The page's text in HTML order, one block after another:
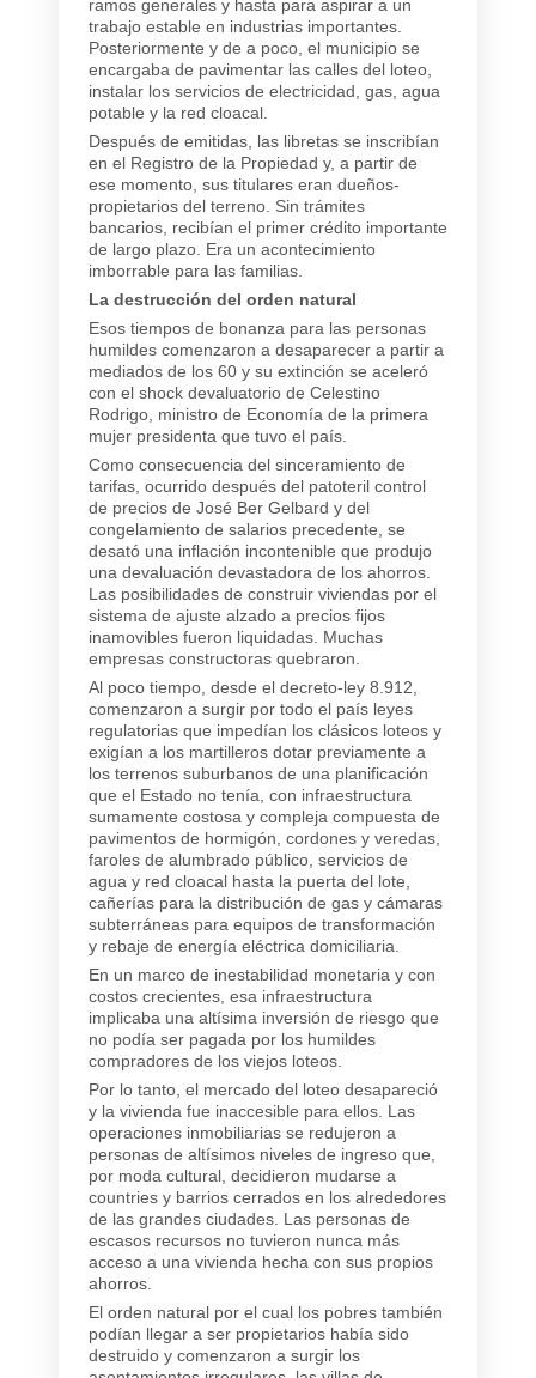
ramos generales y hasta para aspirar a un
trabajo estable en industrias importantes.
Posteriormente y de a poco, el municipio se
encargaba de pavimentar las calles del loteo,
instalar los servicios de electricidad, gas, agua
potable y la red cloacal.
Después de emitidas, las libretas se inscribían
en el Registro de la Propiedad y, a partir de
ese momento, sus titulares eran dueños-
propietarios del terreno. Sin trámites
bancarios, recibían el primer crédito importante
de largo plazo. Era un acontecimiento
imborrable para las familias.
La destrucción del orden natural
Esos tiempos de bonanza para las personas
humildes comenzaron a desaparecer a partir a
mediados de los 60 y su extinción se aceleró
con el shock devaluatorio de Celestino
Rodrigo, ministro de Economía de la primera
mujer presidenta que tuvo el país.
Como consecuencia del sinceramiento de
tarifas, ocurrido después del patoteril control
de precios de José Ber Gelbard y del
congelamiento de salarios precedente, se
desató una inflación incontenible que produjo
una devaluación devastadora de los ahorros.
Las posibilidades de construir viviendas por el
sistema de ajuste alzado a precios fijos
inamovibles fueron liquidadas. Muchas
empresas constructoras quebraron.
Al poco tiempo, desde el decreto-ley 8.912,
comenzaron a surgir por todo el país leyes
regulatorias que impedían los clásicos loteos y
exigían a los martilleros dotar previamente a
los terrenos suburbanos de una planificación
que el Estado no tenía, con infraestructura
sumamente costosa y compleja compuesta de
pavimentos de hormigón, cordones y veredas,
faroles de alumbrado público, servicios de
agua y red cloacal hasta la puerta del lote,
cañerías para la distribución de gas y cámaras
subterráneas para equipos de transformación
y rebaje de energía eléctrica domiciliaria.
En un marco de inestabilidad monetaria y con
costos crecientes, esa infraestructura
implicaba una altísima inversión de riesgo que
no podía ser pagada por los humildes
compradores de los viejos loteos.
Por lo tanto, el mercado del loteo desapareció
y la vivienda fue inaccesible para ellos. Las
operaciones inmobiliarias se redujeron a
personas de altísimos niveles de ingreso que,
por moda cultural, decidieron mudarse a
countries y barrios cerrados en los alrededores
de las grandes ciudades. Las personas de
escasos recursos no tuvieron nunca más
acceso a una vivienda hecha con sus propios
ahorros.
El orden natural por el cual los pobres también
podían llegar a ser propietarios había sido
destruido y comenzaron a surgir los